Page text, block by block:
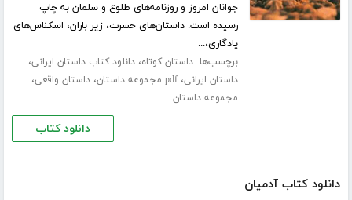
جوانان امروز و روزنامه‌های طلوع و سلمان به چاپ
رسیده است. داستان‌های حسرت، زیر باران، اسکناس‌های
یادگاری،...
برچسب‌ها:داستان کوتاه،دانلود کتاب داستان ایرانی،
داستان ایرانی،pdf مجموعه داستان ،داستان واقعی،
مجموعه داستان
دانلود کتاب
دانلود کتاب آدمیان